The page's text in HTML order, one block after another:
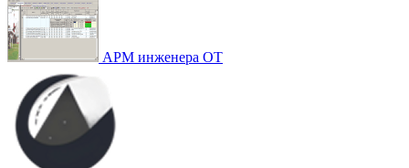
АРМ инженера ОТ